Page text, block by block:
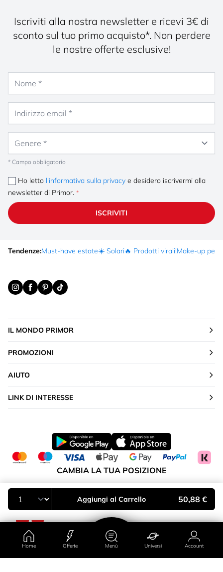
Home Offerte Menù Universi Account
Aggiungi al Carrello 50,88 €
Iscriviti alla nostra newsletter e ricevi 3€ di
sconto sul tuo primo acquisto*. Non perdere
le nostre offerte esclusive!
* Campo obbligatorio
Ho letto l'informativa sulla privacy e desidero iscrivermi alla
newsletter di Primor.
ISCRIVITI
Tendenze:Must-have estate☀️ Solari🔥 Prodotti virali!Make-up per
IL MONDO PRIMOR
PROMOZIONI
AIUTO
LINK DI INTERESSE
CAMBIA LA TUA POSIZIONE
Italia